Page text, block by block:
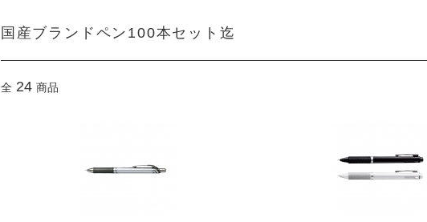
国産ブランドペン100本セット迄
全 24 商品